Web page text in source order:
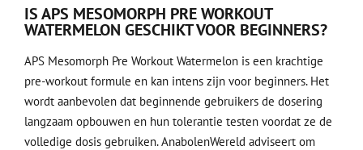
IS APS MESOMORPH PRE WORKOUT
WATERMELON GESCHIKT VOOR BEGINNERS?
APS Mesomorph Pre Workout Watermelon is een krachtige
pre-workout formule en kan intens zijn voor beginners. Het
wordt aanbevolen dat beginnende gebruikers de dosering
langzaam opbouwen en hun tolerantie testen voordat ze de
volledige dosis gebruiken. AnabolenWereld adviseert om